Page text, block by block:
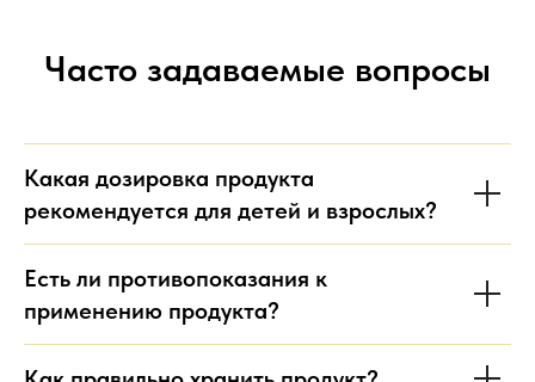
Часто задаваемые вопросы
Какая дозировка продукта
рекомендуется для детей и взрослых?
Есть ли противопоказания к
применению продукта?